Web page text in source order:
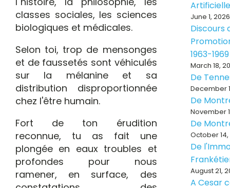
classes sociales, les sciences
biologiques et médicales.
Selon toi, trop de mensonges
et de faussetés sont véhiculés
sur la mélanine et sa
distribution disproportionnée
chez l'être humain.
Fort de ton érudition
reconnue, tu as fait une
plongée en eaux troubles et
profondes pour nous
ramener, en surface, des
June 1, 2026
Discours
1963-1969
March 18,
De
December
De
November
De
October
De
August 21,
A Cesar